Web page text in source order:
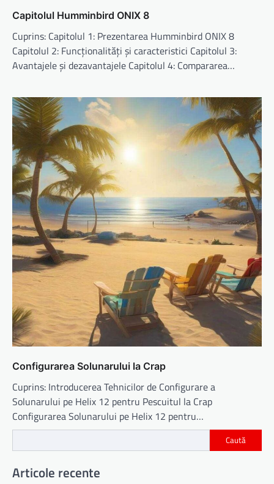
Capitolul Humminbird ONIX 8
Cuprins: Capitolul 1: Prezentarea Humminbird ONIX 8
Capitolul 2: Funcționalități și caracteristici Capitolul 3:
Avantajele și dezavantajele Capitolul 4: Compararea…
Configurarea Solunarului la Crap
Cuprins: Introducerea Tehnicilor de Configurare a
Solunarului pe Helix 12 pentru Pescuitul la Crap
Configurarea Solunarului pe Helix 12 pentru…
Caută
Articole recente